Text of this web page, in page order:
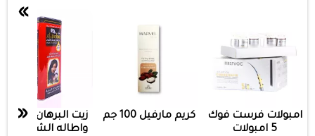
امبولات فرست فوك
5 امبولات
كريم مارفيل 100 جم
زيت البرهان لتكثيف
واطاله الشعر احمر
»
«